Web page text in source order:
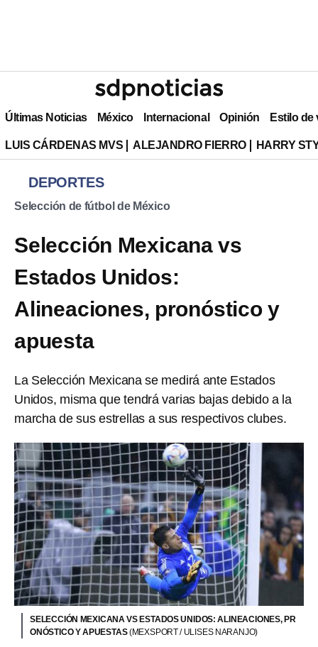
Últimas Noticias México Internacional Opinión Estilo de
LUIS CÁRDENAS MVS ALEJANDRO FIERRO HARRY
DEPORTES
Selección de fútbol de México
Selección Mexicana vs
Estados Unidos:
Alineaciones, pronóstico y
apuesta
La Selección Mexicana se medirá ante Estados
Unidos, misma que tendrá varias bajas debido a la
marcha de sus estrellas a sus respectivos clubes.
SELECCIÓN MEXICANA VS ESTADOS UNIDOS: ALINEACIONES, PR
ONÓSTICO Y APUESTAS(MEXSPORT / ULISES NARANJO)